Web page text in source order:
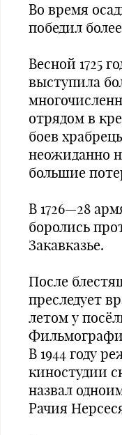
Во время
победил
Весной 1725
выступила
отрядом в
боев
неожиданно
большие
В 1726—28
боролись
Закавказье.
Пос­ле
преследует
летом у
В 1944 году
киностудии
назвал
Рачия